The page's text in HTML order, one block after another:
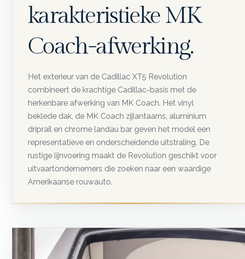
karakteristieke MK
Coach-afwerking.
Het exterieur van de Cadillac XT5 Revolution
combineert de krachtige Cadillac-basis met de
herkenbare afwerking van MK Coach. Het vinyl
beklede dak, de MK Coach zijlantaarns, aluminium
driprail en chrome landau bar geven het model een
representatieve en onderscheidende uitstraling. De
rustige lijnvoering maakt de Revolution geschikt voor
uitvaartondernemers die zoeken naar een waardige
Amerikaanse rouwauto.